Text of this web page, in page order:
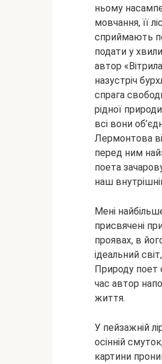
ньому
мовчання, її
сприймають
подати у
автор
назустріч
спрага
рідної
всі вони
Лермонтова
перед ним
поета
наш
Мені
присвячені
проявах, в
ідеальний
Природу поет
час автор
життя.
У пейзажній
осінній
картини